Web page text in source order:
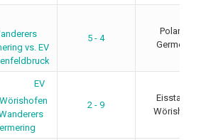
vs. EV
5 - 4
Polariom
Germering
EV
2 - 9
Eisstadion
Wörishofen